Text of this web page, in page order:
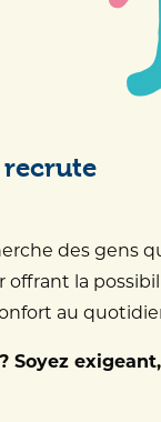
recrute
des gens
offrant la
au
Soyez
the